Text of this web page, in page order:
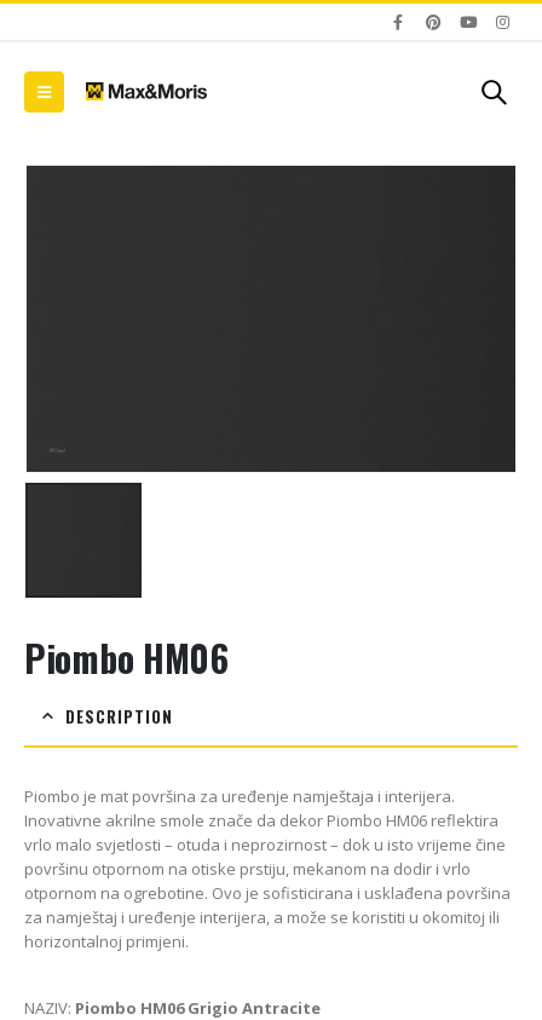
Piombo HM06
DESCRIPTION
Piombo je mat površina za uređenje namještaja i interijera.
Inovativne akrilne smole znače da dekor Piombo HM06 reflektira
vrlo malo svjetlosti – otuda i neprozirnost – dok u isto vrijeme čine
površinu otpornom na otiske prstiju, mekanom na dodir i vrlo
otpornom na ogrebotine. Ovo je sofisticirana i usklađena površina
za namještaj i uređenje interijera, a može se koristiti u okomitoj ili
horizontalnoj primjeni.
NAZIV: Piombo HM06 Grigio Antracite